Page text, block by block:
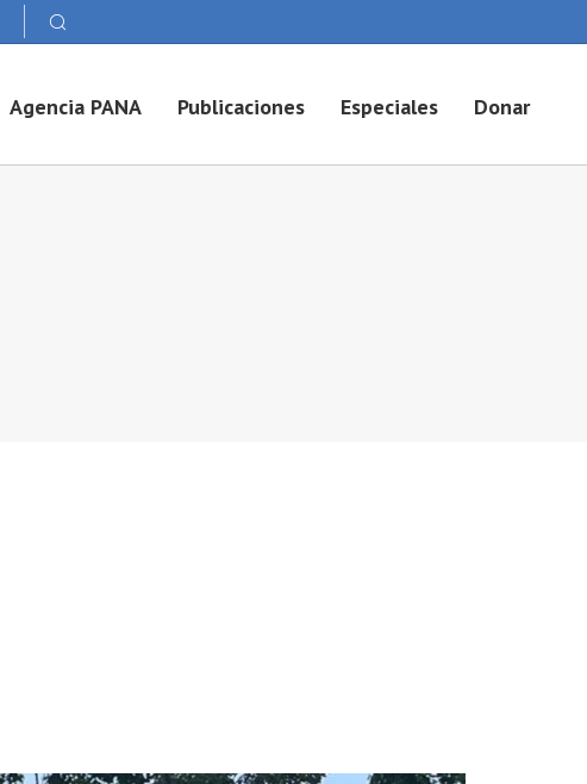
Agencia PANA Publicaciones Especiales Donar